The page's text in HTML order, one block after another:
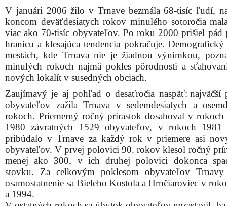
V januári 2006 žilo v Trnave bezmála 68-tisíc ľudí,
koncom deväťdesiatych rokov minulého sotoročia
viac ako 70-tisíc obyvateľov. Po roku 2000 prišiel pád
hranicu a klesajúca tendencia pokračuje.
mestách, kde Trnava nie je žiadnou výnimkou,
minulých rokoch najmä pokles pôrodnosti a
nových lokalít v susedných obciach.
Zaujímavý je aj pohľad o desaťročia naspäť: najväčší
obyvateľov zažila Trnava v sedemdesiatych a
rokoch. Priemerný ročný prírastok dosahoval v rokoch
1980 závratných 1529 obyvateľov, v rokoch
pribúdalo v Trnave za každý rok v priemere asi
obyvateľov. V prvej polovici 90. rokov klesol ročný
menej ako 300, v ich druhej polovici dokonca
stovku. Za celkovým poklesom obyvateľov
osamostatnenie sa Bieleho Kostola a Hrnčiaroviec v
a 1994.